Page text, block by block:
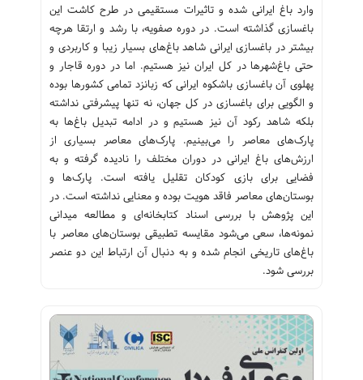
وارد باغ ایرانی شده و تاثیرات مستقیمی در طرح کاشت این
باغسازی گذاشته است. در دوره صفویه، با رشد و ارتقا هرچه
بیشتر در باغسازی ایرانی شاهد باغ‌های بسیار زیبا و کاربردی و
حتی باغ‌شهرها در کل ایران نیز هستیم. اما در دوره قاجار و
پهلوی آن باغسازی باشکوه ایرانی که زبانزد تمامی کشورها بوده
و الگویی برای باغسازی در کل جهان، نه تنها پیشرفتی نداشته
بلکه شاهد رکود آن نیز هستیم و در ادامه تبدیل باغ‌ها به
پارک‌های معاصر را می‌بینیم. پارک‌های معاصر بسیاری از
ارزش‌های باغ ایرانی در دوران مختلف را نادیده گرفته و به
فضایی برای بازی کودکان تقلیل یافته است. پارک‌ها و
بوستان‌های معاصر فاقد هویت بوده و معنایی نداشته است. در
این پژوهش با بررسی اسناد کتابخانه‌ای و مطالعه میدانی
نمونه‌ها، سعی می‌شود مقایسه تطبیقی بوستان‌های معاصر با
باغ‌های تاریخی انجام شده و به دنبال آن ارتباط این دو عنصر
بررسی شود.